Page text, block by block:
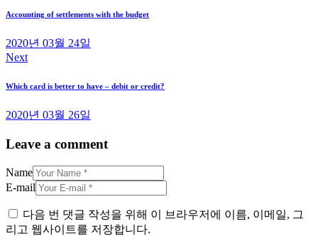
탐
색
Accounting of settlements with the budget
2020년 03월 24일
Next
Which card is better to have – debit or credit?
2020년 03월 26일
Leave a comment
Name
E-mail
다음 번 댓글 작성을 위해 이 브라우저에 이름, 이메일, 그
리고 웹사이트를 저장합니다.